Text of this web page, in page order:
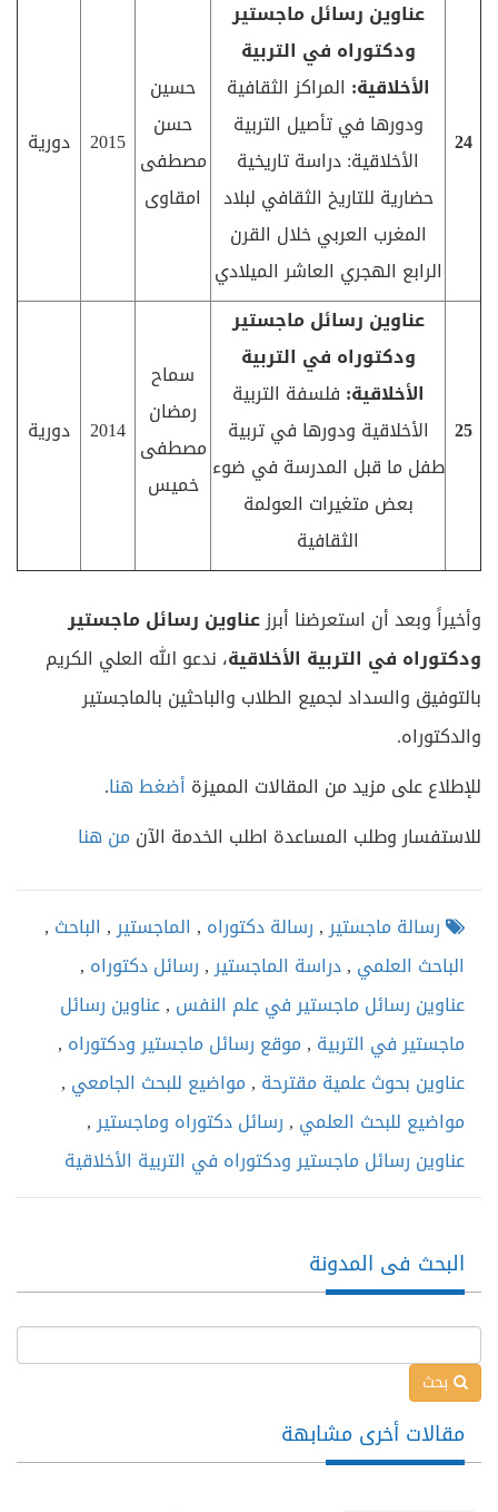
24
عناوين رسائل ماجستير
ودكتوراه في التربية
الأخلاقية: المراكز الثقافية
ودورها في تأصيل التربية
الأخلاقية: دراسة تاريخية
حضارية للتاريخ الثقافي لبلاد
المغرب العربي خلال القرن
الرابع الهجري العاشر الميلادي
حسين
حسن
مصطفى
امقاوى
2015 دورية
25
عناوين رسائل ماجستير
ودكتوراه في التربية
الأخلاقية: فلسفة التربية
الأخلاقية ودورها في تربية
طفل ما قبل المدرسة في ضوء
بعض متغيرات العولمة
الثقافية
سماح
رمضان
مصطفى
خميس
2014 دورية
وأخيراً وبعد أن استعرضنا أبرزعناوين رسائل ماجستير
ودكتوراه في التربية الأخلاقية، ندعو الله العلي الكريم
بالتوفيق والسداد لجميع الطلاب والباحثين بالماجستير
والدكتوراه.
للإطلاع على مزيد من المقالات المميزة أضغط هنا.
للاستفسار وطلب المساعدة اطلب الخدمة الآن من هنا
رسالة ماجستير,رسالة دكتوراه , الماجستير, الباحث ,
الباحث العلمي ,دراسة الماجستير,رسائل دكتوراه ,
عناوين رسائل ماجستير في علم النفس ,عناوين رسائل
ماجستير في التربية ,موقع رسائل ماجستير ودكتوراه ,
عناوين بحوث علمية مقترحة ,مواضيع للبحث الجامعي ,
مواضيع للبحث العلمي ,رسائل دكتوراه وماجستير,
عناوين رسائل ماجستير ودكتوراه في التربية الأخلاقية
البحث فى المدونة
بحث
مقالات أخرى مشابهة